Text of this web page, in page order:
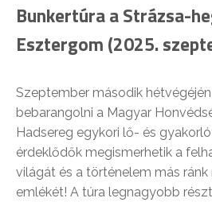
Bunkertúra a Strázsa-
Esztergom (2025.
Szeptember második
bebarangolni a Magyar
Hadsereg egykori lő- és
érdeklődők megismerhetik a
világát és a történelem más
emlékét! A túra legnagyobb